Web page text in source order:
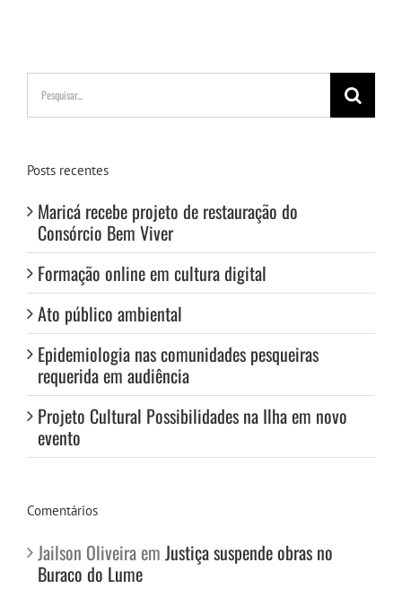
Buscar
resultados
para:
Posts recentes
Maricá recebe projeto de restauração do
Consórcio Bem Viver
Formação online em cultura digital
Ato público ambiental
Epidemiologia nas comunidades pesqueiras
requerida em audiência
Projeto Cultural Possibilidades na Ilha em novo
evento
Comentários
Jailson Oliveira em Justiça suspende obras no
Buraco do Lume